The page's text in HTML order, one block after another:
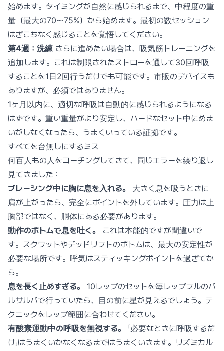
始めます。タイミングが自然に感じられるまで、中程度の重
量（最大の70〜75%）から始めます。最初の数セッション
はぎこちなく感じることを覚悟してください。
第4週：洗練さらに進めたい場合は、吸気筋トレーニングを
追加します。これは制限されたストローを通して30回呼吸
することを1日2回行うだけでも可能です。市販のデバイスも
ありますが、必須ではありません。
1ヶ月以内に、適切な呼吸は自動的に感じられるようになる
はずです。重い重量がより安定し、ハードなセット中にめま
いがしなくなったら、うまくいっている証拠です。
すべてを台無しにするミス
何百人もの人をコーチングしてきて、同じエラーを繰り返し
見てきました：
ブレーシング中に胸に息を入れる。
大きく息を吸うときに
肩が上がったら、完全にポイントを外しています。圧力は上
胸部ではなく、胴体にある必要があります。
動作のボトムで息を吐く。
これは本能的ですが間違いで
す。スクワットやデッドリフトのボトムは、最大の安定性が
必要な場所です。呼気はスティッキングポイントを過ぎてか
ら。
息を長く止めすぎる。
10レップのセットを毎レップフルのバ
ルサルバで行っていたら、目の前に星が見えるでしょう。テ
クニックをレップ範囲に合わせてください。
有酸素運動中の呼吸を無視する。
「必要なときに呼吸するだ
け」はうまくいかなくなるまではうまくいきます。リズミカル